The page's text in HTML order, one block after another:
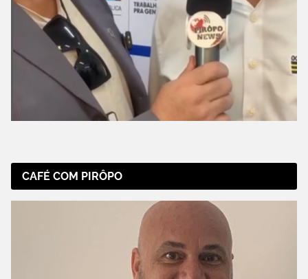
CAFÉ COM PIRÔPO